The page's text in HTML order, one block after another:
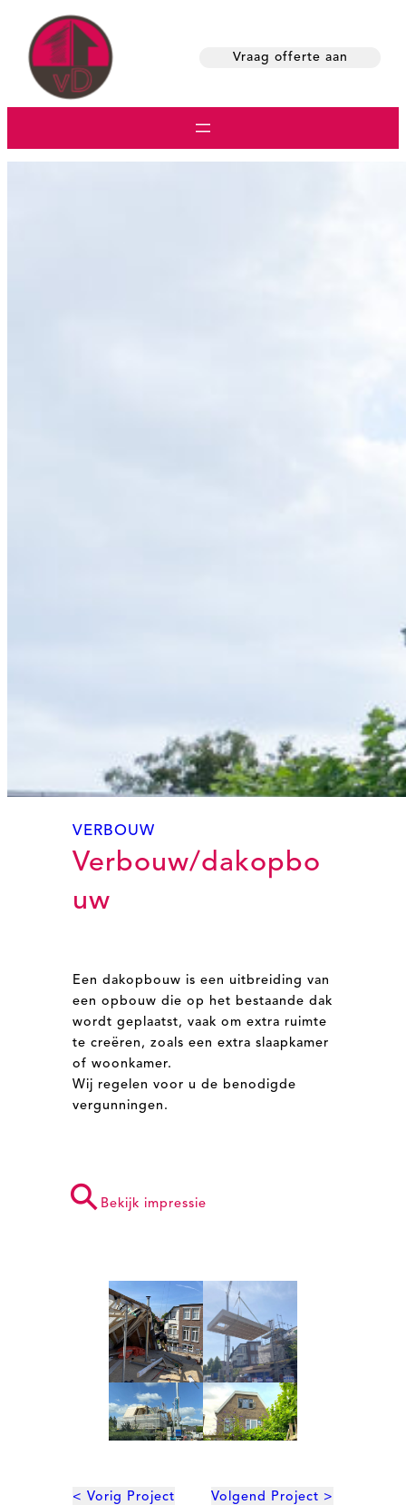
content
Vraag offerte aan
VERBOUW
Verbouw/dakopbo
uw
Een dakopbouw is een uitbreiding van
een opbouw die op het bestaande dak
wordt geplaatst, vaak om extra ruimte
te creëren, zoals een extra slaapkamer
of woonkamer.
Wij regelen voor u de benodigde
vergunningen.
⚲Bekijk impressie
< Vorig Project Volgend Project >